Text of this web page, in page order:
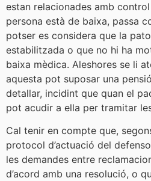
estan relacionades amb
persona està de baixa, passa
potser es considera que la
estabilitzada o que no hi ha
baixa mèdica. Aleshores se li
aquesta pot suposar una
detallar, incidint que quan el
pot acudir a ella per tramitar
Cal tenir en compte que,
protocol d’actuació del
les demandes entre
d’acord amb una resolució, o